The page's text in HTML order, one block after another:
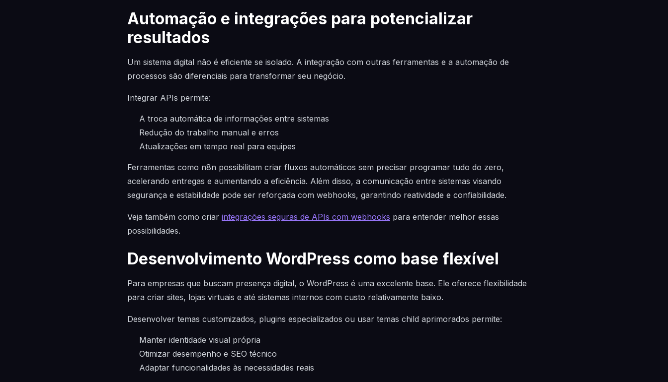
Automação e integrações para potencializar
resultados
Um sistema digital não é eficiente se isolado. A integração com outras ferramentas e a automação de
processos são diferenciais para transformar seu negócio.
Integrar APIs permite:
A troca automática de informações entre sistemas
Redução do trabalho manual e erros
Atualizações em tempo real para equipes
Ferramentas como n8n possibilitam criar fluxos automáticos sem precisar programar tudo do zero,
acelerando entregas e aumentando a eficiência. Além disso, a comunicação entre sistemas visando
segurança e estabilidade pode ser reforçada com webhooks, garantindo reatividade e confiabilidade.
Veja também como criar integrações seguras de APIs com webhooks para entender melhor essas
possibilidades.
Desenvolvimento WordPress como base flexível
Para empresas que buscam presença digital, o WordPress é uma excelente base. Ele oferece flexibilidade
para criar sites, lojas virtuais e até sistemas internos com custo relativamente baixo.
Desenvolver temas customizados, plugins especializados ou usar temas child aprimorados permite:
Manter identidade visual própria
Otimizar desempenho e SEO técnico
Adaptar funcionalidades às necessidades reais